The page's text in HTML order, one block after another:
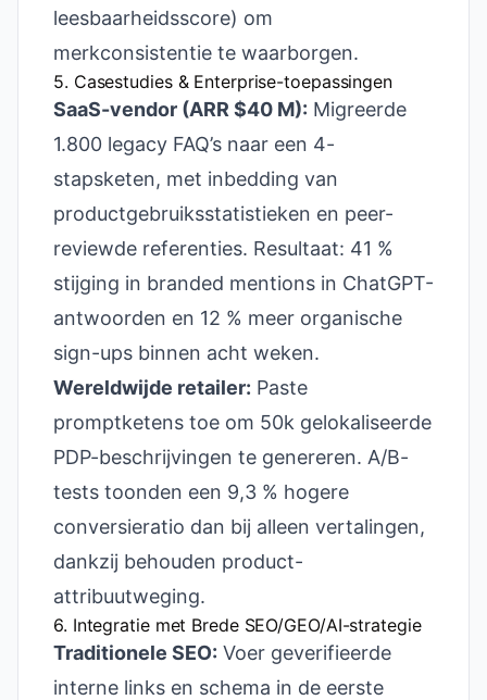
leesbaarheidsscore) om
merkconsistentie te waarborgen.
5. Casestudies & Enterprise-toepassingen
SaaS-vendor (ARR $40 M): Migreerde
1.800 legacy FAQ’s naar een 4-
stapsketen, met inbedding van
productgebruiksstatistieken en peer-
reviewde referenties. Resultaat: 41 %
stijging in branded mentions in ChatGPT-
antwoorden en 12 % meer organische
sign-ups binnen acht weken.
Wereldwijde retailer: Paste
promptketens toe om 50k gelokaliseerde
PDP-beschrijvingen te genereren. A/B-
tests toonden een 9,3 % hogere
conversieratio dan bij alleen vertalingen,
dankzij behouden product-
attribuutweging.
6. Integratie met Brede SEO/GEO/AI-strategie
Traditionele SEO: Voer geverifieerde
interne links en schema in de eerste